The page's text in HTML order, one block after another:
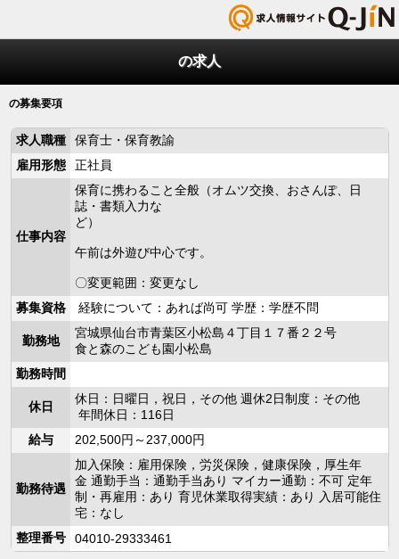
の求人
の募集要項
求人職種
保育士・保育教諭
雇用形態
正社員
仕事内容
保育に携わること全般（オムツ交換、おさんぽ、日
誌・書類入力な
ど）
午前は外遊び中心です。
〇変更範囲：変更なし
募集資格
経験について：あれば尚可 学歴：学歴不問
勤務地
宮城県仙台市青葉区小松島４丁目１７番２２号
食と森のこども園小松島
勤務時間
休日
休日：日曜日，祝日，その他 週休2日制度：その他
年間休日：116日
給与
202,500円～237,000円
勤務待遇
加入保険：雇用保険，労災保険，健康保険，厚生年
金 通勤手当：通勤手当あり マイカー通勤：不可 定年
制・再雇用：あり 育児休業取得実績：あり 入居可能住
宅：なし
整理番号
04010-29333461